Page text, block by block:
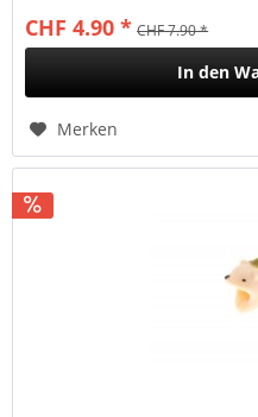
CHF 4.90 * CHF 7.90 *
In den
Merken